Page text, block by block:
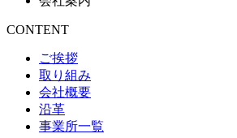
CONTENT
ご挨拶
取り組み
会社概要
沿革
事業所一覧